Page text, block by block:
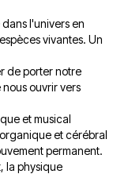
l'univers en
vivantes. Un
de porter notre
ouvrir vers
et musical
et cérébral
permanent.
la physique